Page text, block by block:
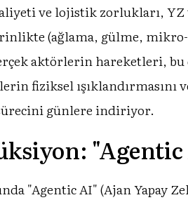
ve lojistik zorlukları, YZ
(ağlama, gülme,
aktörlerin hareketleri,
fiziksel
günlere indiriyor.
"Agentic AI" (Ajan Yapay